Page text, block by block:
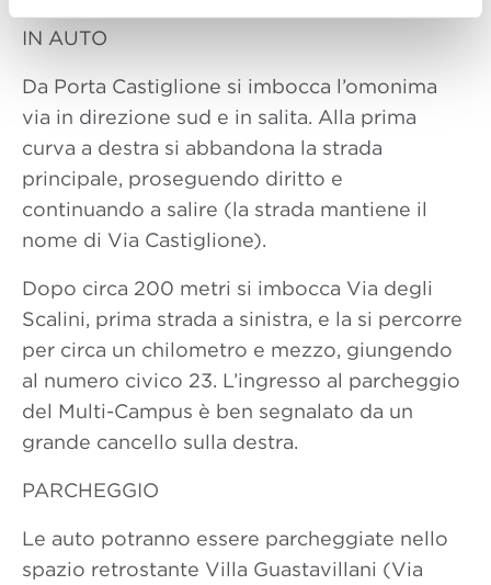
IN AUTO
Da Porta Castiglione si imbocca l’omonima
via in direzione sud e in salita. Alla prima
curva a destra si abbandona la strada
principale, proseguendo diritto e
continuando a salire (la strada mantiene il
nome di Via Castiglione).
Dopo circa 200 metri si imbocca Via degli
Scalini, prima strada a sinistra, e la si percorre
per circa un chilometro e mezzo, giungendo
al numero civico 23. L’ingresso al parcheggio
del Multi-Campus è ben segnalato da un
grande cancello sulla destra.
PARCHEGGIO
Le auto potranno essere parcheggiate nello
spazio retrostante Villa Guastavillani (Via